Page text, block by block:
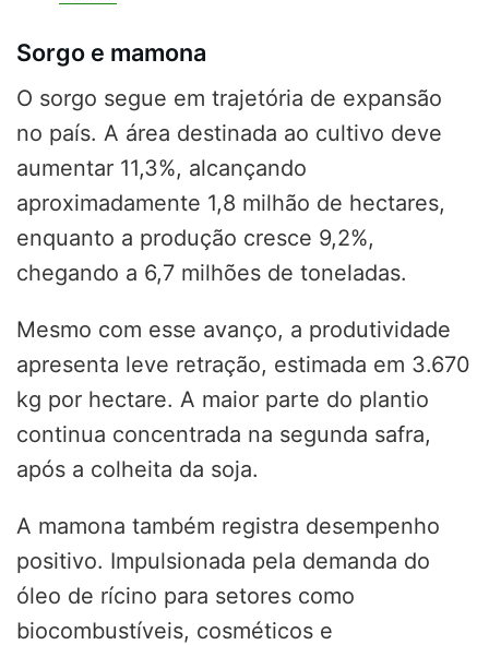
Sorgo e mamona
O sorgo segue em trajetória de expansão
no país. A área destinada ao cultivo deve
aumentar 11,3%, alcançando
aproximadamente 1,8 milhão de hectares,
enquanto a produção cresce 9,2%,
chegando a 6,7 milhões de toneladas.
Mesmo com esse avanço, a produtividade
apresenta leve retração, estimada em 3.670
kg por hectare. A maior parte do plantio
continua concentrada na segunda safra,
após a colheita da soja.
A mamona também registra desempenho
positivo. Impulsionada pela demanda do
óleo de rícino para setores como
biocombustíveis, cosméticos e